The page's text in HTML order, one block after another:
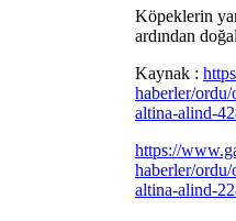
Köpeklerin
ardından
Kaynak :
haberler/
altina-alind-
https://
haberler/
altina-alind-